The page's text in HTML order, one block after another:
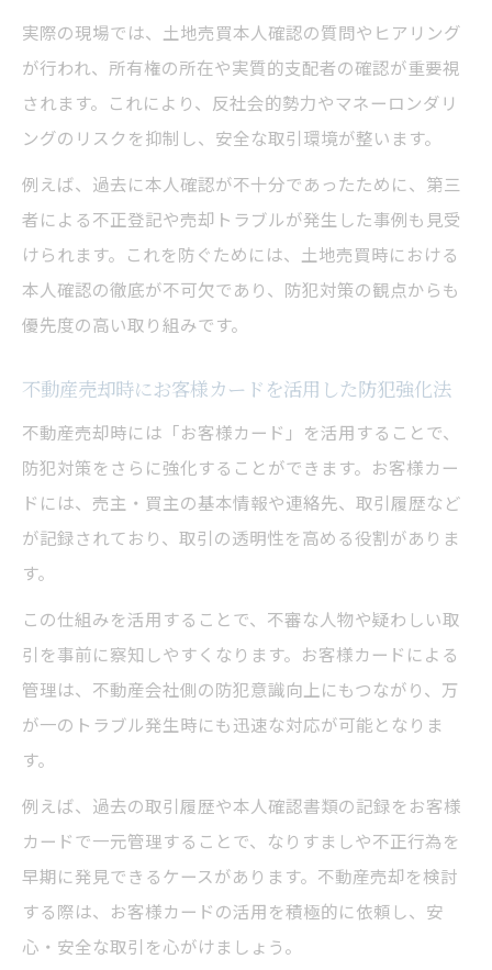
実際の現場では、土地売買本人確認の質問やヒアリング
が行われ、所有権の所在や実質的支配者の確認が重要視
されます。これにより、反社会的勢力やマネーロンダリ
ングのリスクを抑制し、安全な取引環境が整います。
例えば、過去に本人確認が不十分であったために、第三
者による不正登記や売却トラブルが発生した事例も見受
けられます。これを防ぐためには、土地売買時における
本人確認の徹底が不可欠であり、防犯対策の観点からも
優先度の高い取り組みです。
不動産売却時にお客様カードを活用した防犯強化法
不動産売却時には「お客様カード」を活用することで、
防犯対策をさらに強化することができます。お客様カー
ドには、売主・買主の基本情報や連絡先、取引履歴など
が記録されており、取引の透明性を高める役割がありま
す。
この仕組みを活用することで、不審な人物や疑わしい取
引を事前に察知しやすくなります。お客様カードによる
管理は、不動産会社側の防犯意識向上にもつながり、万
が一のトラブル発生時にも迅速な対応が可能となりま
す。
例えば、過去の取引履歴や本人確認書類の記録をお客様
カードで一元管理することで、なりすましや不正行為を
早期に発見できるケースがあります。不動産売却を検討
する際は、お客様カードの活用を積極的に依頼し、安
心・安全な取引を心がけましょう。